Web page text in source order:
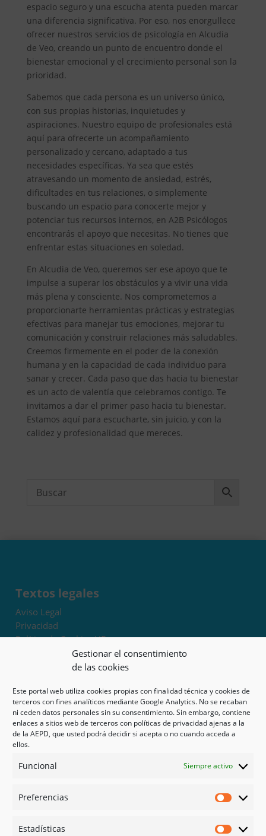
Gestionar el consentimiento
de las cookies
Este portal web utiliza cookies propias con finalidad técnica y cookies de
terceros con fines analíticos mediante Google Analytics. No se recaban
ni ceden datos personales sin su consentimiento. Sin embargo, contiene
enlaces a sitios web de terceros con políticas de privacidad ajenas a la
de la AEPD, que usted podrá decidir si acepta o no cuando acceda a
ellos.
Funcional Siempre activo
Preferencias
Estadísticas
espacio seguro y una escucha atenta pueden marcar
una diferencia significativa. Por eso, nos enorgullece
ofrecer nuestros servicios de psicología en Alcudia
de Veo, creando un punto de encuentro donde el
bienestar emocional y el crecimiento personal son la
prioridad.
Sabemos que cada persona es un universo único,
con sus propias historias, inquietudes y
aspiraciones. Nuestro equipo de profesionales está
aquí para ofrecerte un acompañamiento
personalizado y cercano, adaptado a tus
necesidades específicas. Ya sea que estés
atravesando un momento de ansiedad, estrés,
dificultades en tus relaciones, o simplemente
buscando un espacio para conocerte mejor y
potenciar tus recursos internos, en A2B Psicólogos
encontrarás el apoyo que necesitas. No tienes que
enfrentar estas situaciones en soledad.
En Alcudia de Veo, queremos ser ese apoyo que te
impulse a superar los obstáculos y a vivir una vida
más plena y consciente. Nos comprometemos a
proporcionarte herramientas prácticas y estrategias
efectivas para manejar tus emociones, mejorar tu
comunicación y construir relaciones más saludables.
Creemos firmemente en el poder de la conexión
humana y en la capacidad de cada individuo para
sanar y crecer. Cada paso que das hacia tu bienestar
es un acto de valentía que celebramos contigo. Te
invitamos a dar el primer paso hacia tu bienestar.
Estamos aquí para escucharte, sin juicio, y con la
calidez y profesionalidad que mereces.
Textos legales
Aviso Legal
Privacidad
Política de Cookies UE
Términos y condiciones
Exoneración de responsabilidad
Mapa del sitio
Mi cuenta
Tienda
Psicología en Murcia
Guías
Redes sociales
Instagram